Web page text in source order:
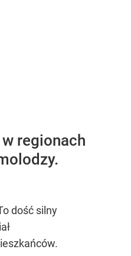
regionach
dość silny